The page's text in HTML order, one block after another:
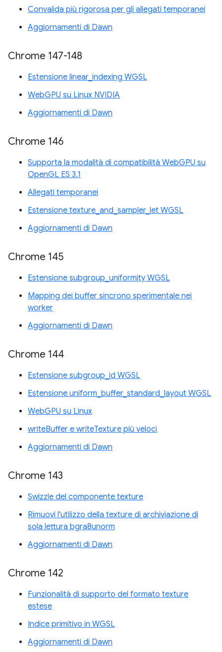
Convalida più rigorosa per gli allegati temporanei
Aggiornamenti di Dawn
Chrome 147-148
Estensione linear_indexing WGSL
WebGPU su Linux NVIDIA
Aggiornamenti di Dawn
Chrome 146
Supporta la modalità di compatibilità WebGPU su
OpenGL ES 3.1
Allegati temporanei
Estensione texture_and_sampler_let WGSL
Aggiornamenti di Dawn
Chrome 145
Estensione subgroup_uniformity WGSL
Mapping dei buffer sincrono sperimentale nei
worker
Aggiornamenti di Dawn
Chrome 144
Estensione subgroup_id WGSL
Estensione uniform_buffer_standard_layout WGSL
WebGPU su Linux
writeBuffer e writeTexture più veloci
Aggiornamenti di Dawn
Chrome 143
Swizzle del componente texture
Rimuovi l'utilizzo della texture di archiviazione di
sola lettura bgra8unorm
Aggiornamenti di Dawn
Chrome 142
Funzionalità di supporto del formato texture
estese
Indice primitivo in WGSL
Aggiornamenti di Dawn